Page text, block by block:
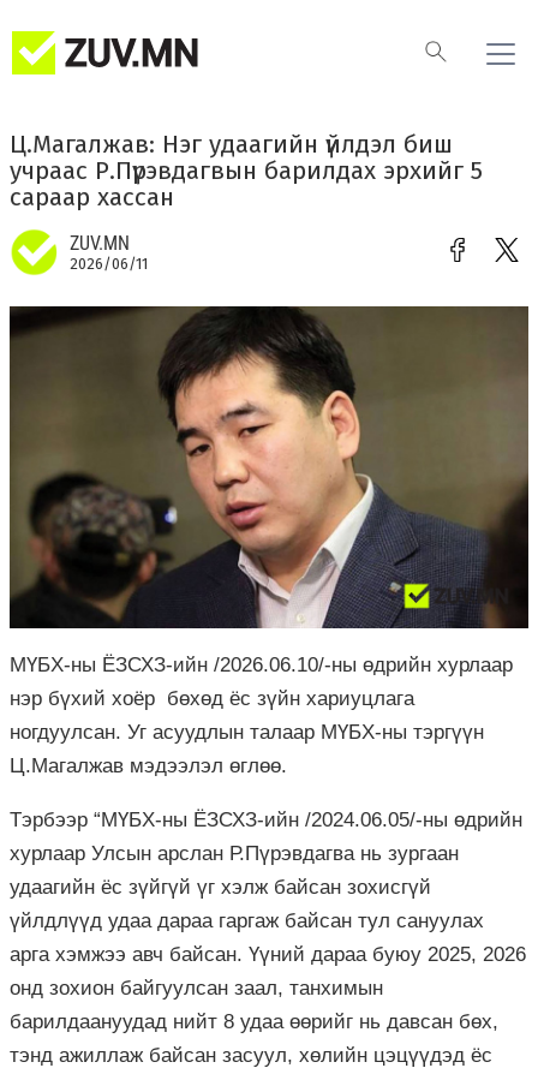
Ц.Магалжав: Нэг удаагийн үйлдэл биш
учраас Р.Пүрэвдагвын барилдах эрхийг 5
сараар хассан
ZUV.MN
2026/06/11
МҮБХ-ны ЁЗСХЗ-ийн /2026.06.10/-ны өдрийн хурлаар
нэр бүхий хоёр бөхөд ёс зүйн хариуцлага
ногдуулсан. Уг асуудлын талаар МҮБХ-ны тэргүүн
Ц.Магалжав мэдээлэл өглөө.
Тэрбээр “МҮБХ-ны ЁЗСХЗ-ийн /2024.06.05/-ны өдрийн
хурлаар Улсын арслан Р.Пүрэвдагва нь зургаан
удаагийн ёс зүйгүй үг хэлж байсан зохисгүй
үйлдлүүд удаа дараа гаргаж байсан тул сануулах
арга хэмжээ авч байсан. Үүний дараа буюу 2025, 2026
онд зохион байгуулсан заал, танхимын
барилдаануудад нийт 8 удаа өөрийг нь давсан бөх,
тэнд ажиллаж байсан засуул, хөлийн цэцүүдэд ёс